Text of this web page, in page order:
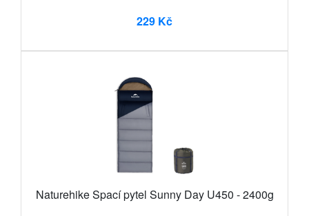
229 Kč
Naturehike Spací pytel Sunny Day U450 - 2400g